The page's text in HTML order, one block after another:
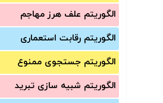
الگوریتم علف هرز مهاجم
الگوریتم رقابت استعماری
الگوریتم جستجوی ممنوع
الگوریتم شبیه سازی تبرید